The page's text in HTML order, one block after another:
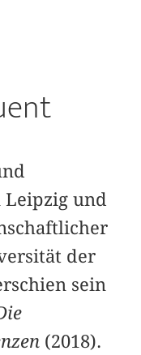
Leipzig und
der
sein
(2018).